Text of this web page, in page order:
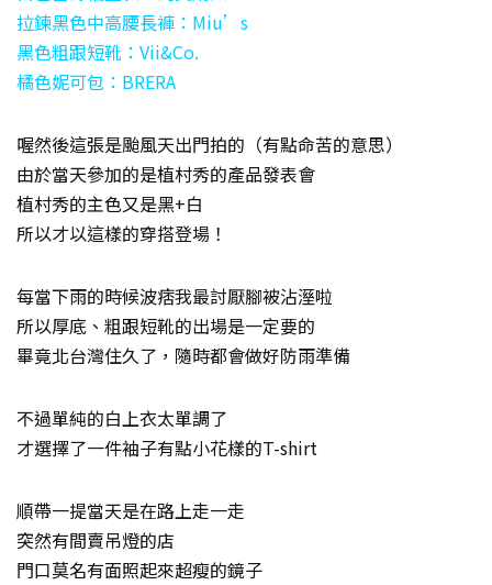
拉鍊黑色中高腰長褲：Miu’s
黑色粗跟短靴：Vii&Co.
橘色妮可包：BRERA
喔然後這張是颱風天出門拍的（有點命苦的意思）
由於當天參加的是植村秀的產品發表會
植村秀的主色又是黑+白
所以才以這樣的穿搭登場！
每當下雨的時候波痞我最討厭腳被沾溼啦
所以厚底、粗跟短靴的出場是一定要的
畢竟北台灣住久了，隨時都會做好防雨準備
不過單純的白上衣太單調了
才選擇了一件袖子有點小花樣的T-shirt
順帶一提當天是在路上走一走
突然有間賣吊燈的店
門口莫名有面照起來超瘦的鏡子